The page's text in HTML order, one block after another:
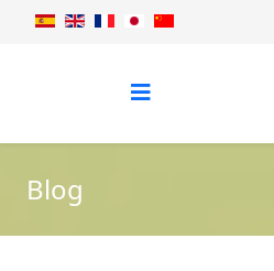
Blog